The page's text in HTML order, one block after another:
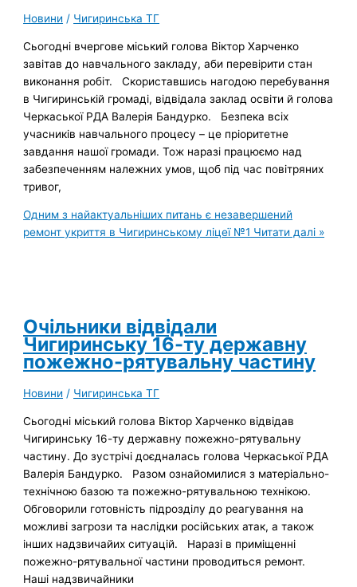
Новини / Чигиринська ТГ
Сьогодні вчергове міський голова Віктор Харченко
завітав до навчального закладу, аби перевірити стан
виконання робіт. Скориставшись нагодою перебування
в Чигиринській громаді, відвідала заклад освіти й голова
Черкаської РДА Валерія Бандурко. Безпека всіх
учасників навчального процесу – це пріоритетне
завдання нашої громади. Тож наразі працюємо над
забезпеченням належних умов, щоб під час повітряних
тривог,
Одним з найактуальніших питань є незавершений
ремонт укриття в Чигиринському ліцеї №1 Читати далі »
Очільники відвідали
Чигиринську 16-ту державну
пожежно-рятувальну частину
Новини / Чигиринська ТГ
Сьогодні міський голова Віктор Харченко відвідав
Чигиринську 16-ту державну пожежно-рятувальну
частину. До зустрічі доєдналась голова Черкаської РДА
Валерія Бандурко. Разом ознайомилися з матеріально-
технічною базою та пожежно-рятувальною технікою.
Обговорили готовність підрозділу до реагування на
можливі загрози та наслідки російських атак, а також
інших надзвичайих ситуацій. Наразі в приміщенні
пожежно-рятувальної частини проводиться ремонт.
Наші надзвичайники